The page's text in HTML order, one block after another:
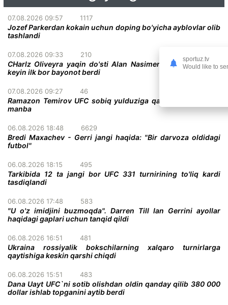
07.08.2026 09:57 1117
Jozef Parkerdan kokain uchun doping bo'yicha ayblovlar olib
tashlandi
07.08.2026 09:33 210
CHarlz Oliveyra yaqin do'sti Alan Nasimentoning vafotidan
keyin ilk bor bayonot berdi
07.08.2026 09:27 46
Ramazon Temirov UFC sobiq yulduziga qarshi jang qiladi -
manba
06.08.2026 18:48 6629
Bredi Maxachev - Gerri jangi haqida: "Bir darvoza oldidagi
futbol"
06.08.2026 18:15 495
Tarkibida 12 ta jangi bor UFC 331 turnirining to'liq kardi
tasdiqlandi
06.08.2026 17:48 583
"U o'z imidjini buzmoqda". Darren Till Ian Gerrini ayollar
haqidagi gaplari uchun tanqid qildi
06.08.2026 16:51 481
Ukraina rossiyalik bokschilarning xalqaro turnirlarga
qaytishiga keskin qarshi chiqdi
06.08.2026 15:51 483
Dana Uayt UFC`ni sotib olishdan oldin qanday qilib 380 000
dollar ishlab topganini aytib berdi
sportuz.tv
Would like to